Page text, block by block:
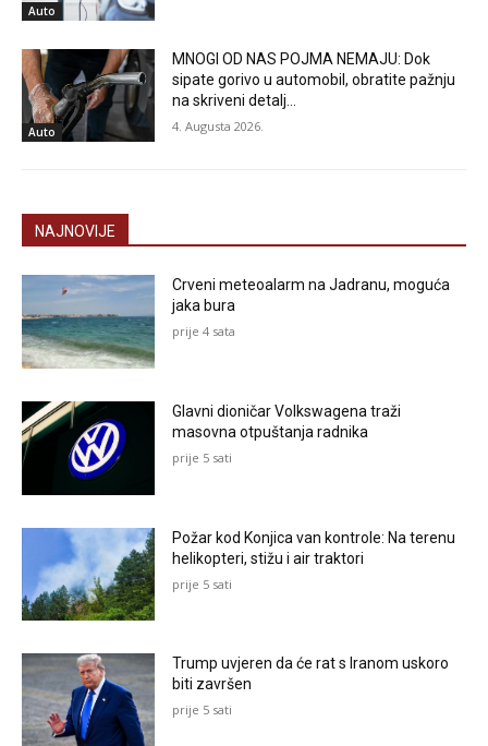
Auto
Auto
MNOGI OD NAS POJMA NEMAJU: Dok
sipate gorivo u automobil, obratite pažnju
na skriveni detalj…
4. Augusta 2026.
NAJNOVIJE
Crveni meteoalarm na Jadranu, moguća
jaka bura
prije 4 sata
Glavni dioničar Volkswagena traži
masovna otpuštanja radnika
prije 5 sati
Požar kod Konjica van kontrole: Na terenu
helikopteri, stižu i air traktori
prije 5 sati
Trump uvjeren da će rat s Iranom uskoro
biti završen
prije 5 sati